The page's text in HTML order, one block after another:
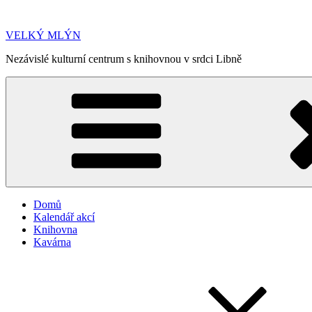
obsahu
VELKÝ MLÝN
Nezávislé kulturní centrum s knihovnou v srdci Libně
Domů
Kalendář akcí
Knihovna
Kavárna